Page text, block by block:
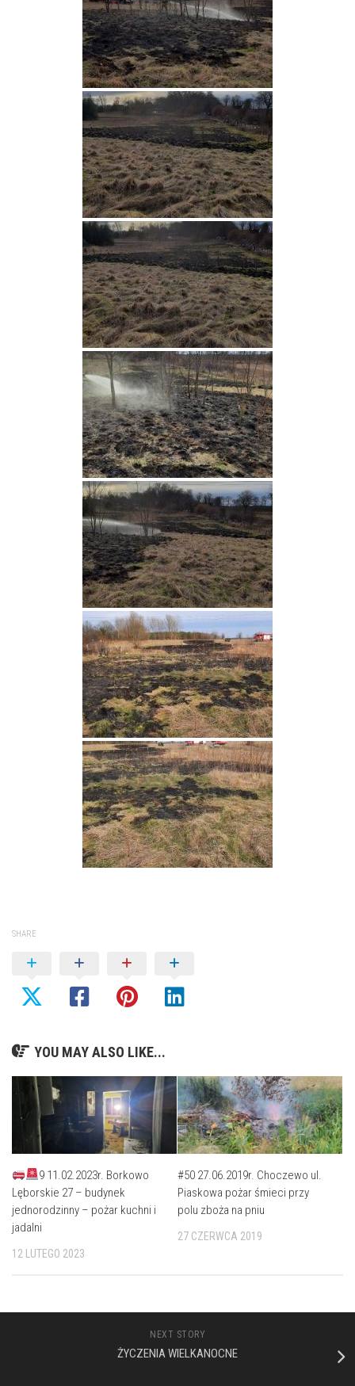
SHARE
YOU MAY ALSO LIKE...
9 11.02.2023r. Borkowo
Lęborskie 27 – budynek
jednorodzinny – pożar kuchni i
jadalni
12 LUTEGO 2023
#50 27.06.2019r. Choczewo ul.
Piaskowa pożar śmieci przy
polu zboża na pniu
27 CZERWCA 2019
NEXT STORY
ŻYCZENIA WIELKANOCNE